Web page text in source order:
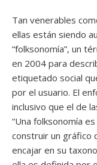
Tan venerables
ellas están siendo
“folksonomía”, un
en 2004 para
etiquetado social
por el usuario. El
inclusivo que el de
“Una folksonomía
construir un gráfico
encajar en su